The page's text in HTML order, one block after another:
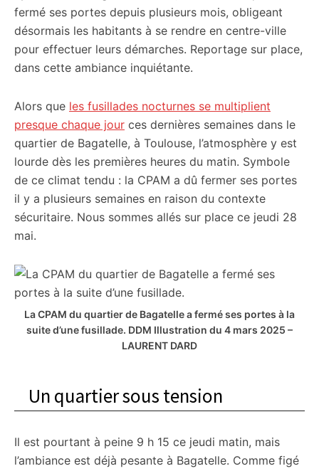
fermé ses portes depuis plusieurs mois, obligeant
désormais les habitants à se rendre en centre-ville
pour effectuer leurs démarches. Reportage sur place,
dans cette ambiance inquiétante.
Alors que les fusillades nocturnes se multiplient
presque chaque jour ces dernières semaines dans le
quartier de Bagatelle, à Toulouse, l’atmosphère y est
lourde dès les premières heures du matin. Symbole
de ce climat tendu : la CPAM a dû fermer ses portes
il y a plusieurs semaines en raison du contexte
sécuritaire. Nous sommes allés sur place ce jeudi 28
mai.
La CPAM du quartier de Bagatelle a fermé ses portes à la
suite d’une fusillade. DDM Illustration du 4 mars 2025 –
LAURENT DARD
Un quartier sous tension
Il est pourtant à peine 9 h 15 ce jeudi matin, mais
l’ambiance est déjà pesante à Bagatelle. Comme figé